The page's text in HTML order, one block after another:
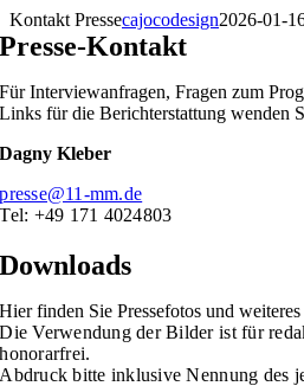
Zum
Inhalt
springen
Kontakt Pressecajocodesign2026-01-
Presse-Kontakt
Für Interviewanfragen, Fragen zum
Links für die Berichterstattung wenden
Dagny Kleber
presse@11-mm.de
Tel: +49 171 4024803
Downloads
Hier finden Sie Pressefotos und
Die Verwendung der Bilder ist für
honorarfrei.
Abdruck bitte inklusive Nennung des